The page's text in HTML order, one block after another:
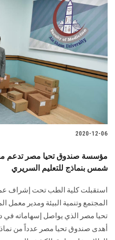
2020-12-06
مؤسسة صندوق تحيا مصر تدعم
شمس بنماذج للتعليم السريري
استقبلت كلية الطب تحت إشراف
المجتمع وتنمية البيئة ومدير معمل
تحيا مصر الذي يواصل إسهاماته في
أهدى صندوق تحيا مصر عدداً من